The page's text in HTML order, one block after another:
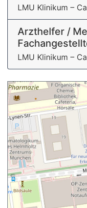
LMU Klinikum –
Arzthelfer /
LMU Klinikum –